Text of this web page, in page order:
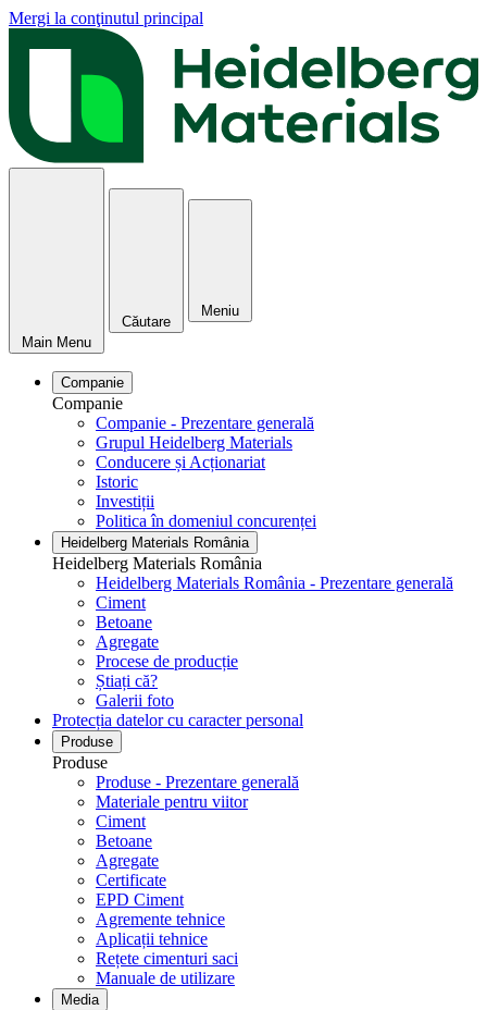
Mergi la conţinutul principal
Main Menu
Căutare
Meniu
Companie
Companie
Companie - Prezentare generală
Grupul Heidelberg Materials
Conducere și Acționariat
Istoric
Investiții
Politica în domeniul concurenței
Heidelberg Materials România
Heidelberg Materials România
Heidelberg Materials România - Prezentare generală
Ciment
Betoane
Agregate
Procese de producție
Știați că?
Galerii foto
Protecția datelor cu caracter personal
Produse
Produse
Produse - Prezentare generală
Materiale pentru viitor
Ciment
Betoane
Agregate
Certificate
EPD Ciment
Agremente tehnice
Aplicații tehnice
Rețete cimenturi saci
Manuale de utilizare
Media